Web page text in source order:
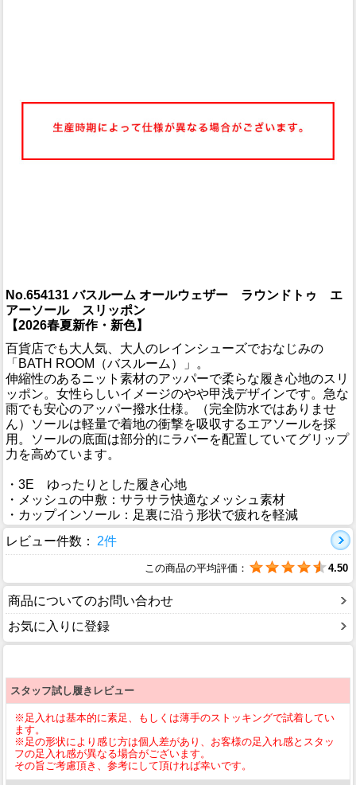
No.654131 バスルーム オールウェザー ラウンドトゥ エ
アーソール スリッポン
【2026春夏新作・新色】
百貨店でも大人気、大人のレインシューズでおなじみの
「BATH ROOM（バスルーム）」。
伸縮性のあるニット素材のアッパーで柔らな履き心地のスリ
ッポン。女性らしいイメージのやや甲浅デザインです。急な
雨でも安心のアッパー撥水仕様。（完全防水ではありませ
ん）ソールは軽量で着地の衝撃を吸収するエアソールを採
用。ソールの底面は部分的にラバーを配置していてグリップ
力を高めています。
・3E ゆったりとした履き心地
・メッシュの中敷：サラサラ快適なメッシュ素材
・カップインソール：足裏に沿う形状で疲れを軽減
レビュー件数：
2件
この商品の平均評価： 4.50
商品についてのお問い合わせ
お気に入りに登録
スタッフ試し履きレビュー
※足入れは基本的に素足、もしくは薄手のストッキングで試着してい
ます。
※足の形状により感じ方は個人差があり、お客様の足入れ感とスタッ
フの足入れ感が異なる場合がございます。
その旨ご考慮頂き、参考にして頂ければ幸いです。